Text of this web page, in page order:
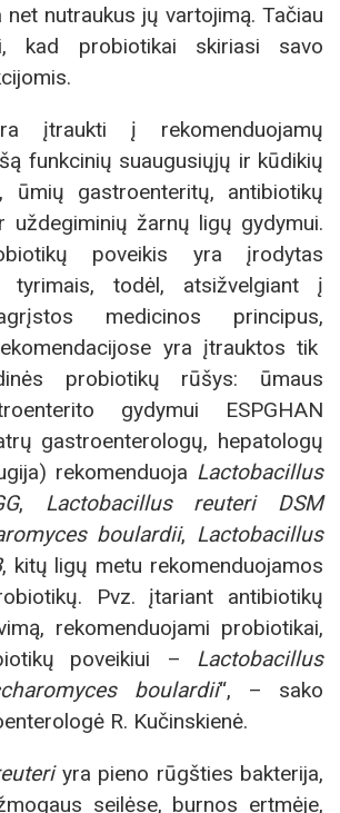
net nutraukus jų vartojimą. Tačiau
kad probiotikai skiriasi savo
įtraukti į rekomenduojamų
funkcinių suaugusiųjų ir kūdikių
ūmių gastroenteritų, antibiotikų
uždegiminių žarnų ligų gydymui.
poveikis yra įrodytas
tyrimais, todėl, atsižvelgiant į
medicinos principus,
yra įtrauktos tik
probiotikų rūšys: ūmaus
gydymui ESPGHAN
gastroenterologų, hepatologų
rekomenduoja Lactobacillus
, Lactobacillus reuteri DSM
boulardii, Lactobacillus
, kitų ligų metu rekomenduojamos
Pvz. įtariant antibiotikų
rekomenduojami probiotikai,
poveikiui – Lactobacillus
boulardii“, – sako
R. Kučinskienė.
yra pieno rūgšties bakterija,
seilėse, burnos ertmėje,